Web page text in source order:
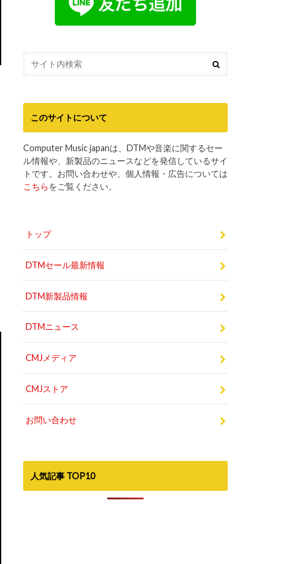
このサイトについて
Computer Music japanは、DTMや音楽に関するセー
ル情報や、新製品のニュースなどを発信しているサイ
トップ
DTMセール最新情報
DTM新製品情報
DTMニュース
CMJメディア
CMJストア